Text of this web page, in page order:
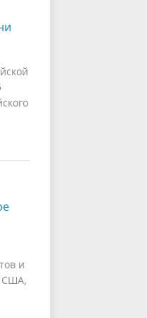
и
США,